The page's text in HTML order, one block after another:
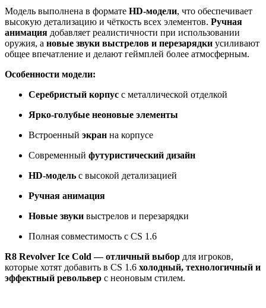
Модель выполнена в формате HD-модели, что обеспечивает
высокую детализацию и чёткость всех элементов. Ручная
анимация добавляет реалистичности при использовании
оружия, а новые звуки выстрелов и перезарядки усиливают
общее впечатление и делают геймплей более атмосферным.
Особенности модели:
Серебристый корпус с металлической отделкой
Ярко-голубые неоновые элементы
Встроенный экран на корпусе
Современный футуристический дизайн
HD-модель с высокой детализацией
Ручная анимация
Новые звуки выстрелов и перезарядки
Полная совместимость с CS 1.6
R8 Revolver Ice Cold — отличный выбор для игроков,
которые хотят добавить в CS 1.6 холодный, технологичный и
эффектный револьвер с неоновым стилем.